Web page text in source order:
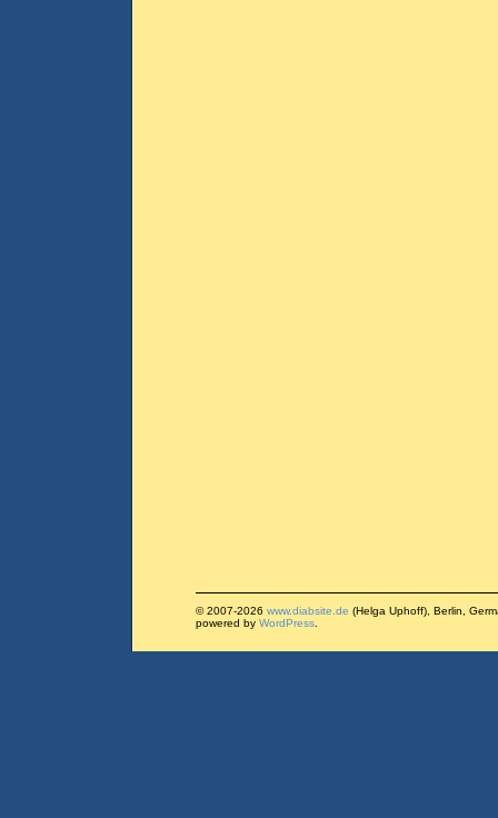
© 2007-2026 www.diabsite.de (Helga Uphoff), Berlin,
powered by WordPress.